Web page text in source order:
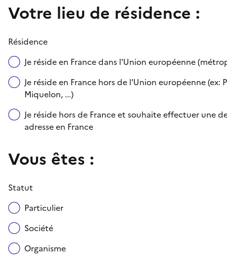
Votre lieu de résidence :
Résidence
Je réside en France dans l'Union européenne
Je réside en France hors de l'Union européenne
Miquelon, ...)
Je réside hors de France et souhaite effectuer une
adresse en France
Vous êtes :
Statut
Particulier
Société
Organisme